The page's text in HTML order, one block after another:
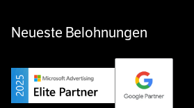
Privater Champion
Yourfirm ist das Karriereportal für
Champions – es verbindet Top-
Neueste Belohnungen